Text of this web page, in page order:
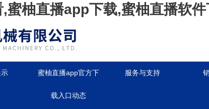
柚直播app下载,蜜柚直播软
蜜柚直播app官方下
载入口动态
服务与支持